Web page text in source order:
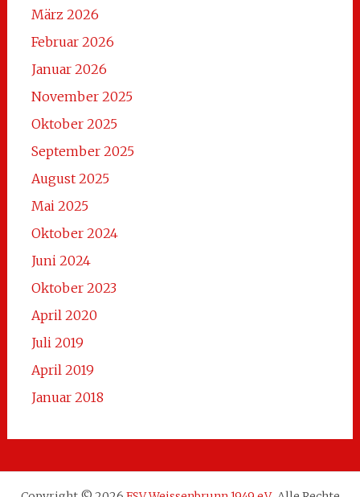
März 2026
Februar 2026
Januar 2026
November 2025
Oktober 2025
September 2025
August 2025
Mai 2025
Oktober 2024
Juni 2024
Oktober 2023
April 2020
Juli 2019
April 2019
Januar 2018